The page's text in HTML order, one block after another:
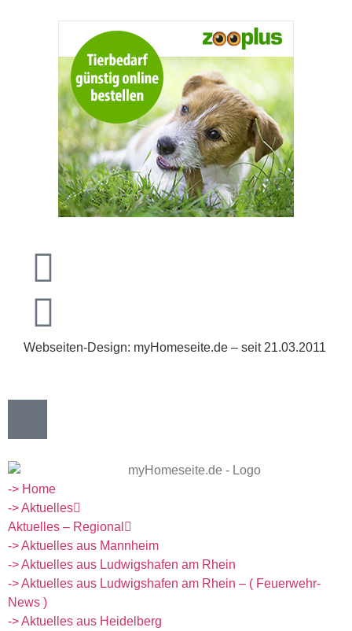
Webseiten-Design: myHomeseite.de – seit 21.03.2011
-> Home
-> Aktuelles
Aktuelles – Regional
-> Aktuelles aus Mannheim
-> Aktuelles aus Ludwigshafen am Rhein
-> Aktuelles aus Ludwigshafen am Rhein – ( Feuerwehr-
News )
-> Aktuelles aus Heidelberg